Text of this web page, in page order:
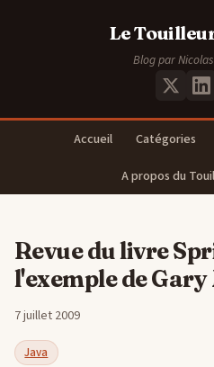
Le
Blog par
Accueil Catégories
A propos du
Revue du livre
l'exemple de
7 juillet 2009
Java